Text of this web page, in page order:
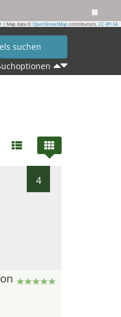
| Map data © OpenStreetMap contributors, CC-BY-SA
4